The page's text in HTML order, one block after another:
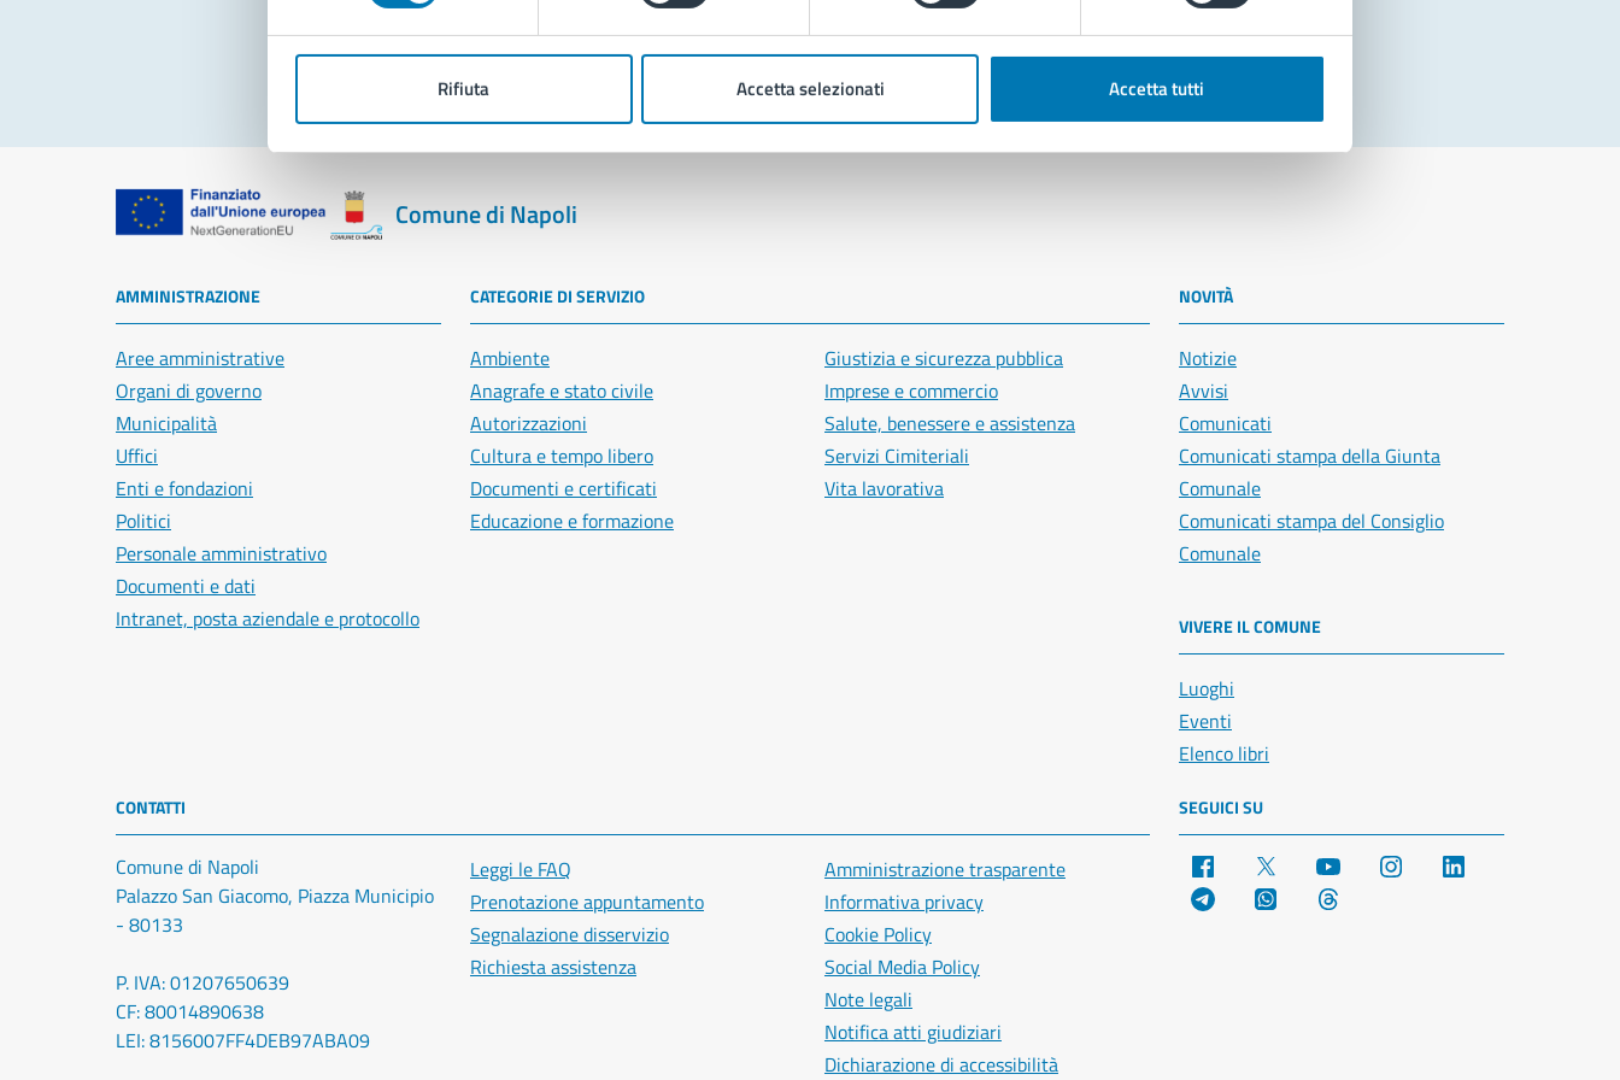
Rifiuta Accetta selezionati Accetta tutti
Segnala disservizio
Comune di Napoli
AMMINISTRAZIONE
Aree amministrative
Organi di governo
Municipalità
Uffici
Enti e fondazioni
Politici
Personale amministrativo
Documenti e dati
Intranet, posta aziendale e protocollo
CATEGORIE DI SERVIZIO
Ambiente
Anagrafe e stato civile
Autorizzazioni
Cultura e tempo libero
Documenti e certificati
Educazione e formazione
Giustizia e sicurezza pubblica
Imprese e commercio
Salute, benessere e assistenza
Servizi Cimiteriali
Vita lavorativa
NOVITÀ
Notizie
Avvisi
Comunicati
Comunicati stampa della Giunta
Comunale
Comunicati stampa del Consiglio
Comunale
VIVERE IL COMUNE
Luoghi
Eventi
Elenco libri
CONTATTI
Comune di Napoli
Palazzo San Giacomo, Piazza Municipio
- 80133
P. IVA: 01207650639
CF: 80014890638
LEI: 8156007FF4DEB97ABA09
Leggi le FAQ
Prenotazione appuntamento
Segnalazione disservizio
Richiesta assistenza
Amministrazione trasparente
Informativa privacy
Cookie Policy
Social Media Policy
Note legali
Notifica atti giudiziari
Dichiarazione di accessibilità
SEGUICI SU
Facebook YouTube Instagram
Telegram WhatsApp